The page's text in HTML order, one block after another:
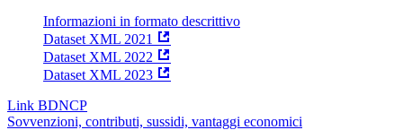
Informazioni in formato descrittivo
Dataset XML 2021
Dataset XML 2022
Dataset XML 2023
Link BDNCP
Sovvenzioni, contributi, sussidi, vantaggi economici